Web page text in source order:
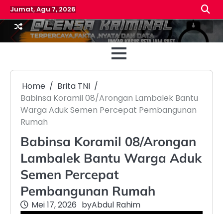
Skip
to
content
Jumat, Agu 7, 2026
Beranda
Home
Brita TNI
Babinsa Koramil 08/Arongan Lambalek Bantu
Warga Aduk Semen Percepat Pembangunan
Rumah
Babinsa Koramil 08/Arongan
Lambalek Bantu Warga Aduk
Semen Percepat
Pembangunan Rumah
Mei 17, 2026 byAbdul Rahim